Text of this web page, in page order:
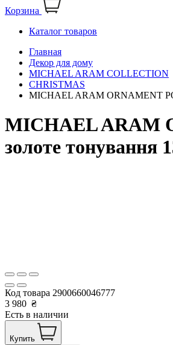
Корзина
Каталог товаров
Главная
Декор для дому
MICHAEL ARAM COLLECTION
CHRISTMAS
MICHAEL ARAM ORNAMENT
MICHAEL ARAM
золоте
Код товара 2900660046777
3 980 ₴
Есть в наличии
Купить